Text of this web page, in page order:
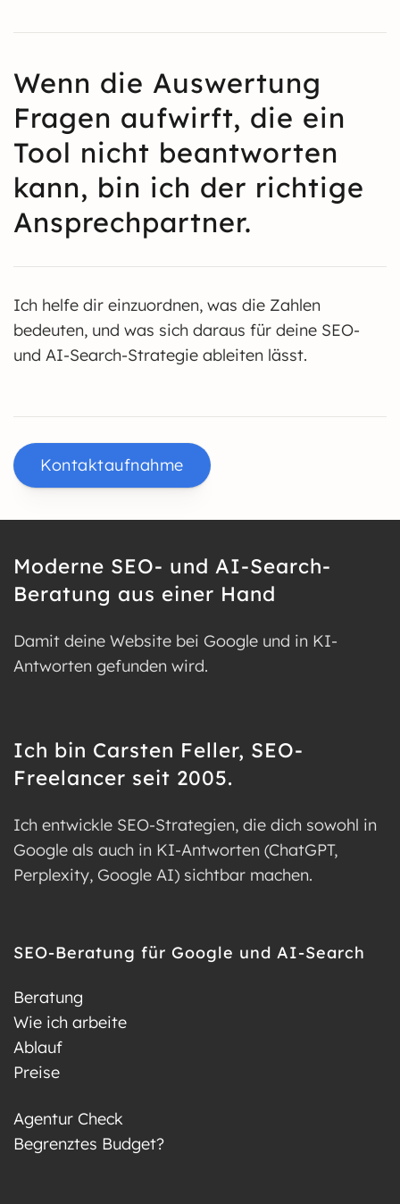
Wenn die Auswertung
Fragen aufwirft, die ein
Tool nicht beantworten
kann, bin ich der richtige
Ansprechpartner.
Ich helfe dir einzuordnen, was die Zahlen
bedeuten, und was sich daraus für deine SEO-
und AI-Search-Strategie ableiten lässt.
Kontaktaufnahme
Moderne SEO- und AI-Search-
Beratung aus einer Hand
Damit deine Website bei Google und in KI-
Antworten gefunden wird.
Ich bin Carsten Feller, SEO-
Freelancer seit 2005.
Ich entwickle SEO-Strategien, die dich sowohl in
Google als auch in KI-Antworten (ChatGPT,
Perplexity, Google AI) sichtbar machen.
SEO-Beratung für Google und AI-Search
Beratung
Wie ich arbeite
Ablauf
Preise
Agentur Check
Begrenztes Budget?